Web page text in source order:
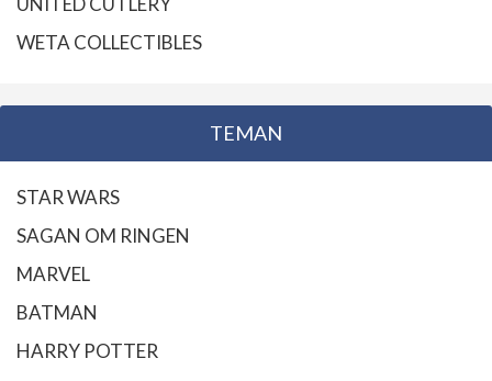
WETA COLLECTIBLES
TEMAN
STAR WARS
SAGAN OM RINGEN
MARVEL
BATMAN
HARRY POTTER